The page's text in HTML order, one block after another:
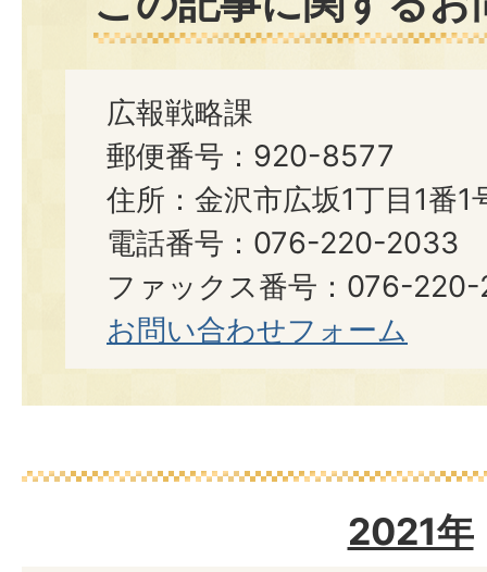
広報戦略課
郵便番号：920-8577
住所：金沢市広坂1丁目1番1
電話番号：076-220-2033
ファックス番号：076-
お問い合わせフォーム
2021年